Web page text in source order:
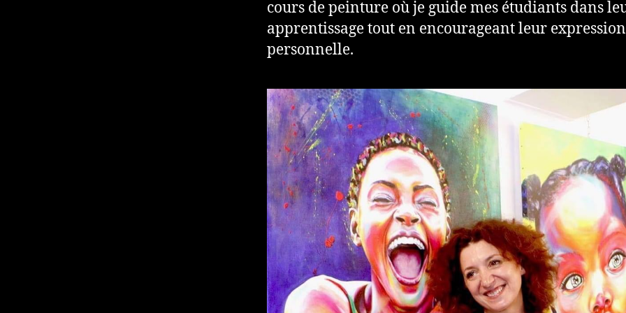
cours de peinture où je guide mes étudiants dans
apprentissage tout en encourageant leur expression
personnelle.